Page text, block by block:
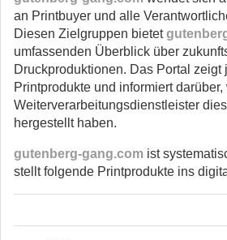
an Printbuyer und alle
Diesen Zielgruppen bietet
umfassenden Überblick über
Druckproduktionen. Das Portal zeigt
Printprodukte und informiert
Weiterverarbeitungsdienstleister
hergestellt haben.
gutenberg-gang.com ist
stellt folgende Printprodukte ins